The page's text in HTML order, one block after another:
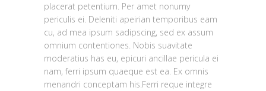
placerat petentium. Per amet nonumy
periculis ei. Deleniti apeirian temporibus eam
cu, ad mea ipsum sadipscing, sed ex assum
omnium contentiones. Nobis suavitate
moderatius has eu, epicuri ancillae pericula ei
nam, ferri ipsum quaeque est ea. Ex omnis
menandri conceptam his.Ferri reque integre